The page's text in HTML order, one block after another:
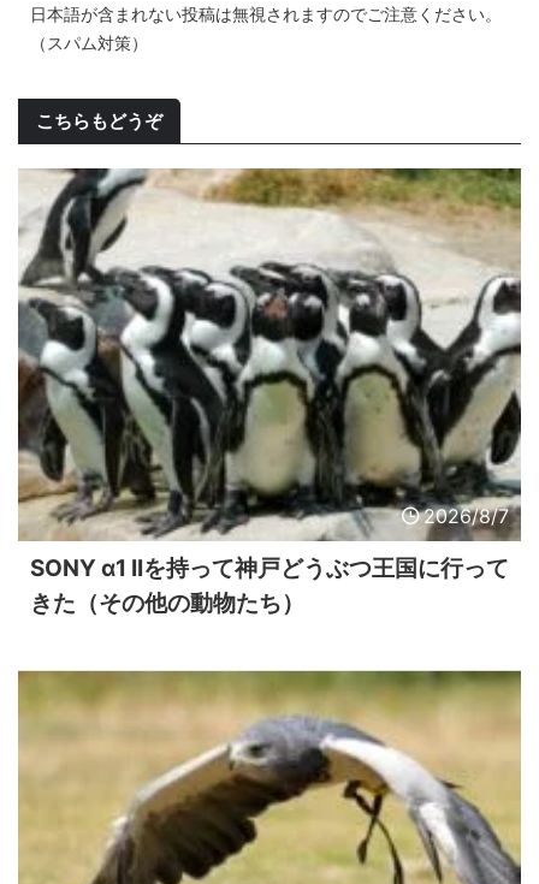
日本語が含まれない投稿は無視されますのでご注意ください。
（スパム対策）
こちらもどうぞ
2026/8/7
SONY α1 IIを持って神戸どうぶつ王国に行って
きた（その他の動物たち）